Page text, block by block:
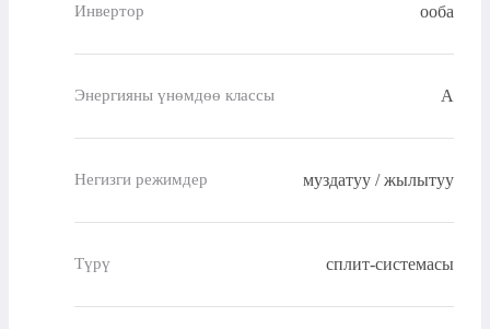
Инвертор ооба
Энергияны үнөмдөө классы A
Негизги режимдер муздатуу / жылытуу
Түрү сплит-системасы